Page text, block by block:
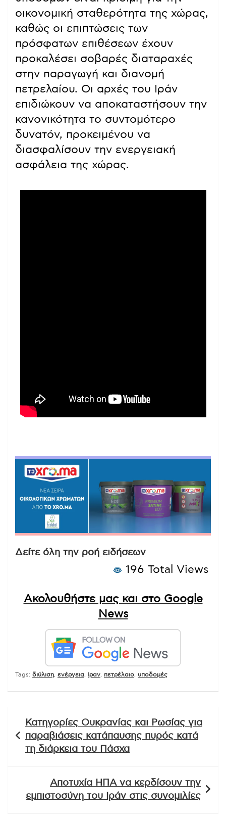
οικονομική σταθερότητα της χώρας,
καθώς οι επιπτώσεις των
πρόσφατων επιθέσεων έχουν
προκαλέσει σοβαρές διαταραχές
στην παραγωγή και διανομή
πετρελαίου. Οι αρχές του Ιράν
επιδιώκουν να αποκαταστήσουν την
κανονικότητα το συντομότερο
δυνατόν, προκειμένου να
διασφαλίσουν την ενεργειακή
ασφάλεια της χώρας.
Δείτε όλη την ροή ειδήσεων
196 Total Views
Ακολουθήστε μας και στο Google
News
Tags: διύλιση ενέργεια Ιραν πετρέλαιο υποδομές
άρθρων
Κατηγορίες Ουκρανίας και Ρωσίας για
παραβιάσεις κατάπαυσης πυρός κατά
τη διάρκεια του Πάσχα
Αποτυχία ΗΠΑ να κερδίσουν την
εμπιστοσύνη του Ιράν στις συνομιλίες